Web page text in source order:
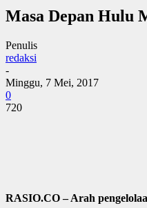
Masa Depan Hulu
Penulis
redaksi
-
Minggu, 7 Mei, 2017
0
720
RASIO.CO – Arah